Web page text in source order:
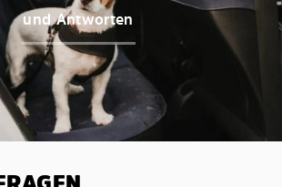
und Antworten